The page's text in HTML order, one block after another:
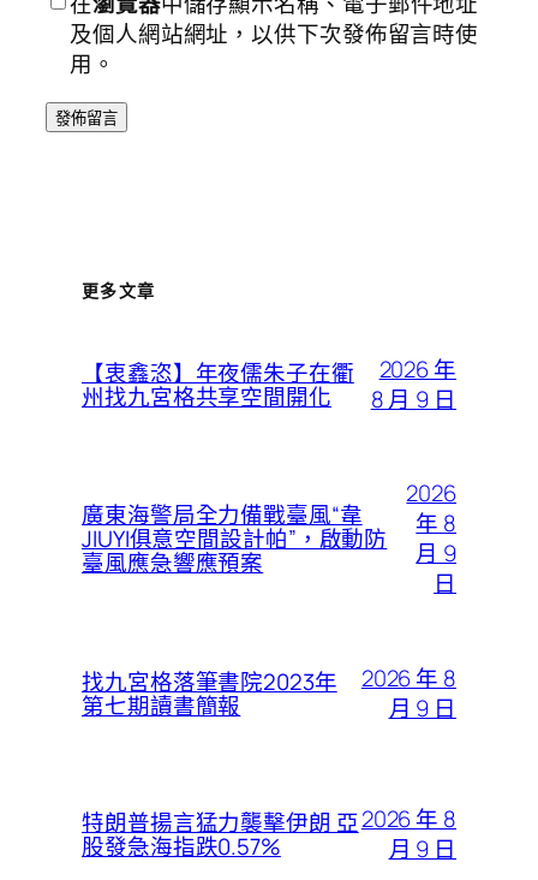
及個人網站網址，以供下次發佈留言時使
用。
更多文章
【衷鑫恣】年夜儒朱子在衢
州找九宮格共享空間開化
2026 年
8 月 9 日
廣東海警局全力備戰臺風“韋
JIUYI俱意空間設計帕”，啟動防
臺風應急響應預案
2026
年 8
月 9
日
找九宮格落筆書院2023年
第七期讀書簡報
2026 年 8
月 9 日
特朗普揚言猛力襲擊伊朗 亞
股發急海指跌0.57%
2026 年 8
月 9 日